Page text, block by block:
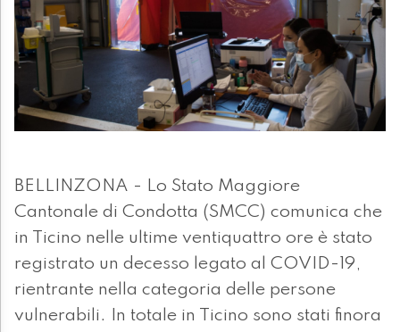
BELLINZONA - Lo Stato Maggiore
Cantonale di Condotta (SMCC) comunica che
in Ticino nelle ultime ventiquattro ore è stato
registrato un decesso legato al COVID-19,
rientrante nella categoria delle persone
vulnerabili. In totale in Ticino sono stati finora